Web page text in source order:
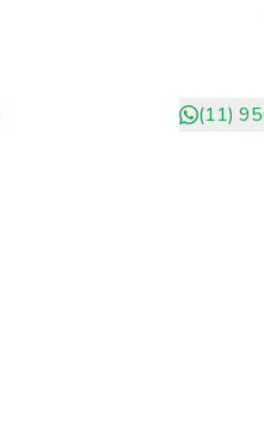
(11)